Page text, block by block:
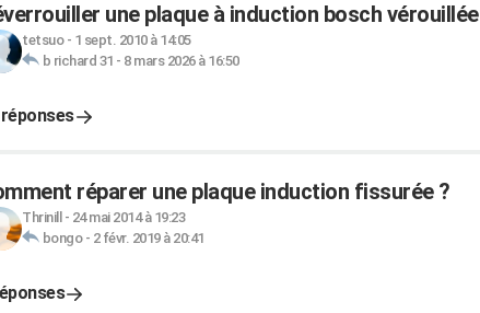
une plaque à induction bosch vérouillée
tetsuo- 1 sept. 2010 à 14:05
b richard 31 - 8 mars 2026 à 16:50
réparer une plaque induction fissurée ?
Thrinill - 24 mai 2014 à 19:23
bongo- 2 févr. 2019 à 20:41